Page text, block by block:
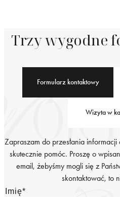
Trzy wygodne
Formularz kontaktowy
Wizyta w
Zapraszam do przesłania
skutecznie pomóc. Proszę o
email, żebyśmy mogli się z
skontaktować, to